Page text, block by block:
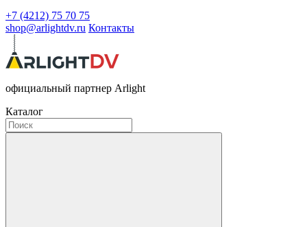
+7 (4212) 75 70 75
shop@arlightdv.ru Контакты
официальный партнер Arlight
Каталог